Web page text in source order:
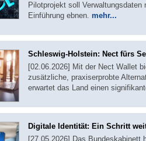
Pilotprojekt soll
Einführung ebnen. mehr...
Schleswig-Holstein: Nect fürs
[02.06.2026] Mit der Nect Wallet
zusätzliche, praxiserprobte
erwartet das Land einen
Digitale Identität: Ein Schritt
[27.05.2026] Das Bundeskabinett